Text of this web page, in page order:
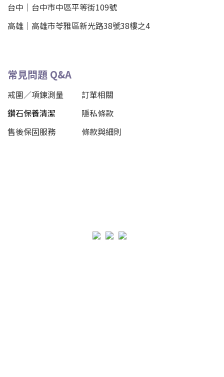
台中｜ 台中市中區平等街109號
高雄｜ 高雄市苓雅區新光路38號38樓之4
常見問題 Q&A
戒圍／項鍊測量
訂單相關
鑽石保養清潔
隱私條款
售後保固服務
條款與細則